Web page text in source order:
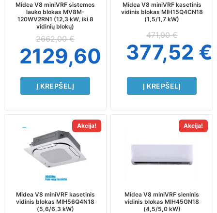
Midea V8 miniVRF sistemos
lauko blokas MV8M-
120WV2RN1 (12,3 kW, iki 8
vidinių blokų)
2662,00€
2129,60
Į KREPŠELĮ
Midea V8 miniVRF kasetinis
vidinis blokas MIH15Q4CN18
(1,5/1,7 kW)
471,90€
377,52 €
Į KREPŠELĮ
Akcija!
Midea V8 miniVRF kasetinis
vidinis blokas MIH56Q4N18
(5,6/6,3 kW)
Akcija!
Midea V8 miniVRF sieninis
vidinis blokas MIH45GN18
(4,5/5,0 kW)